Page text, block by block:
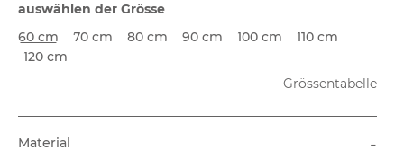
auswählen der Grösse
60 cm
70 cm 80 cm 90 cm 100 cm
110 cm
120 cm
Grössentabelle
Material -